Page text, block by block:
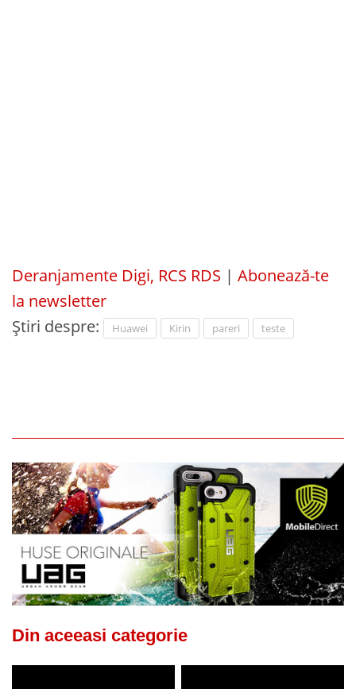
Deranjamente Digi, RCS RDS | Abonează-te
la newsletter
Știri despre:
Huawei Kirin pareri teste
Din aceeasi categorie